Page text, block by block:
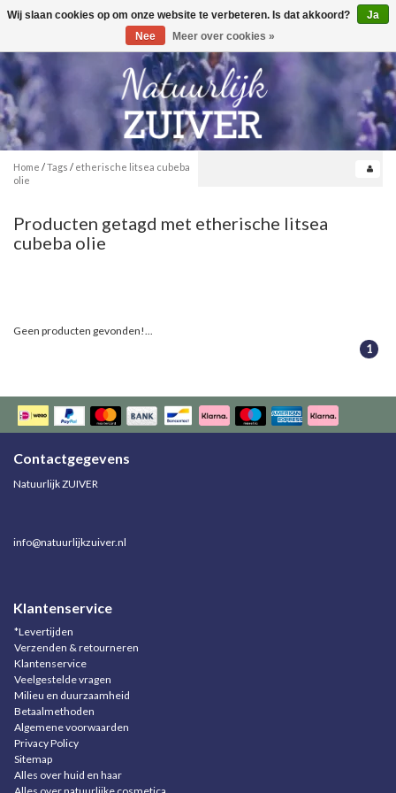
Toggle
0
Home /Tags / etherische litsea cubeba
olie
Producten getagd met etherische litsea
cubeba olie
Geen producten gevonden!...
1
Contactgegevens
Natuurlijk ZUIVER
info@natuurlijkzuiver.nl
Klantenservice
*Levertijden
Verzenden & retourneren
Klantenservice
Veelgestelde vragen
Milieu en duurzaamheid
Betaalmethoden
Algemene voorwaarden
Privacy Policy
Sitemap
Alles over huid en haar
Wij slaan cookies op om onze website te verbeteren. Is dat akkoord?
Ja
Nee
Meer over cookies »